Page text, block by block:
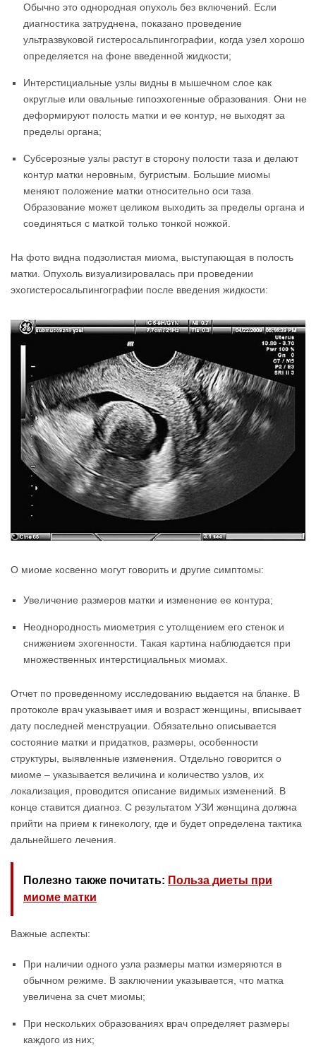
Обычно это однородная опухоль без включений. Если
диагностика затруднена, показано проведение
ультразвуковой гистеросальпингографии, когда узел хорошо
определяется на фоне введенной жидкости;
Интерстициальные узлы видны в мышечном слое как
округлые или овальные гипоэхогенные образования. Они не
деформируют полость матки и ее контур, не выходят за
пределы органа;
Субсерозные узлы растут в сторону полости таза и делают
контур матки неровным, бугристым. Большие миомы
меняют положение матки относительно оси таза.
Образование может целиком выходить за пределы органа и
соединяться с маткой только тонкой ножкой.
На фото видна подзолистая миома, выступающая в полость
матки. Опухоль визуализировалась при проведении
эхогистеросальпингографии после введения жидкости:
О миоме косвенно могут говорить и другие симптомы:
Увеличение размеров матки и изменение ее контура;
Неоднородность миометрия с утолщением его стенок и
снижением эхогенности. Такая картина наблюдается при
множественных интерстициальных миомах.
Отчет по проведенному исследованию выдается на бланке. В
протоколе врач указывает имя и возраст женщины, вписывает
дату последней менструации. Обязательно описывается
состояние матки и придатков, размеры, особенности
структуры, выявленные изменения. Отдельно говорится о
миоме – указывается величина и количество узлов, их
локализация, проводится описание видимых изменений. В
конце ставится диагноз. С результатом УЗИ женщина должна
прийти на прием к гинекологу, где и будет определена тактика
дальнейшего лечения.
Полезно также почитать: Польза диеты при
миоме матки
Важные аспекты:
При наличии одного узла размеры матки измеряются в
обычном режиме. В заключении указывается, что матка
увеличена за счет миомы;
При нескольких образованиях врач определяет размеры
каждого из них;